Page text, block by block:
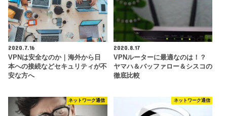
2020.7.16
VPNは安全なのか｜海外から日
本への接続などセキュリティが不
安な方へ
2020.8.17
VPNルーターに最適なのは！？
ヤマハ＆バッファロー＆シスコの
徹底比較
ネットワーク通信 ネットワーク通信